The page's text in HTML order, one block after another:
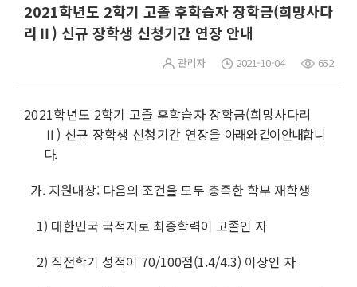
2021학년도 2학기 고졸 후학습자 장학금(희망사다
리Ⅱ) 신규 장학생 신청기간 연장 안내
관리자 2021-10-04 652
2021학년도 2학기 고졸 후학습자 장학금(희망사다리
Ⅱ) 신규 장학생 신청기간 연장을 아래와같이 안내합니
다.
가. 지원대상: 다음의 조건을 모두 충족한 학부 재학생
1) 대한민국 국적자로 최종학력이 고졸인 자
2) 직전학기 성적이 70/100점(1.4/4.3) 이상인 자